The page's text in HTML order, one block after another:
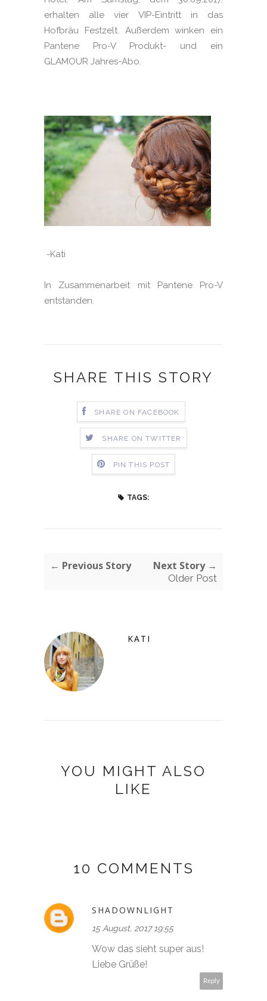
erhalten alle vier VIP-Eintritt in das
Hofbräu Festzelt. Außerdem winken ein
Pantene Pro-V Produkt- und ein
GLAMOUR Jahres-Abo.
-Kati
In Zusammenarbeit mit Pantene Pro-V
entstanden.
SHARE THIS STORY
SHARE ON FACEBOOK
SHARE ON TWITTER
PIN THIS POST
TAGS:
← Previous Story Next Story →
Older Post
KATI
YOU MIGHT ALSO
LIKE
10 COMMENTS
SHADOWNLIGHT
15 August, 2017 19:55
Wow das sieht super aus!
Liebe Grüße!
Reply